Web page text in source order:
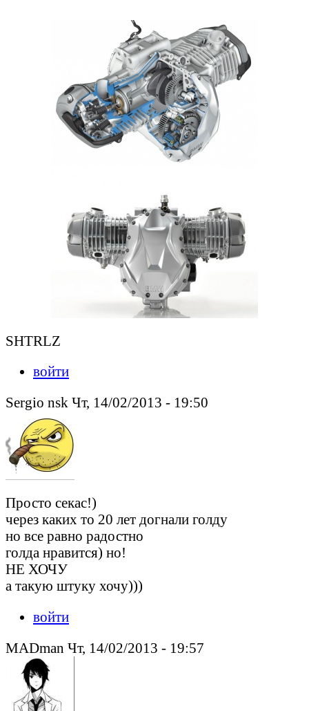
SHTRLZ
войти
Sergio nsk Чт, 14/02/2013 - 19:50
Просто секас!)
через каких то 20 лет догнали голду
но все равно радостно
голда нравится) но!
НЕ ХОЧУ
а такую штуку хочу)))
войти
MADman Чт, 14/02/2013 - 19:57